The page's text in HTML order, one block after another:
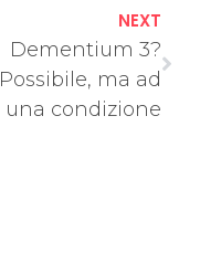
NEXT
Dementium 3?
Possibile, ma ad
una condizione